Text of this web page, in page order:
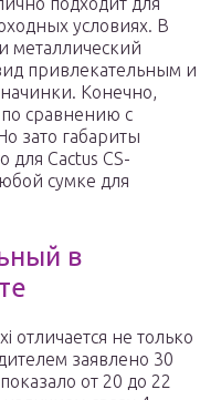
условиях. В
металлический
привлекательным и
Конечно,
сравнению с
зато габариты
для Cactus CS-
сумке для
в
не только
заявлено 30
от 20 до 22